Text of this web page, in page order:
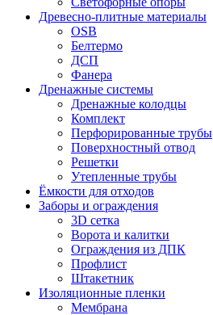
Древесно-плитные материалы
OSB
Белтермо
ДСП
Фанера
Дренажные системы
Дренажные колодцы
Комплект
Перфорированные трубы
Поверхностный отвод
Решетки
Утепленные трубы
Ёмкости для отходов
Заборы и ограждения
3D сетка
Ворота и калитки
Ограждения из ДПК
Профлист
Штакетник
Изоляционные пленки
Мембрана